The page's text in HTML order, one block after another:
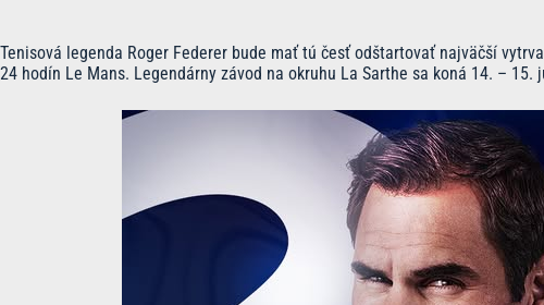
Tenisová legenda Roger Federer bude mať tú česť odštartovať najväčší
24 hodín Le Mans. Legendárny závod na okruhu La Sarthe sa koná 14. – 15.